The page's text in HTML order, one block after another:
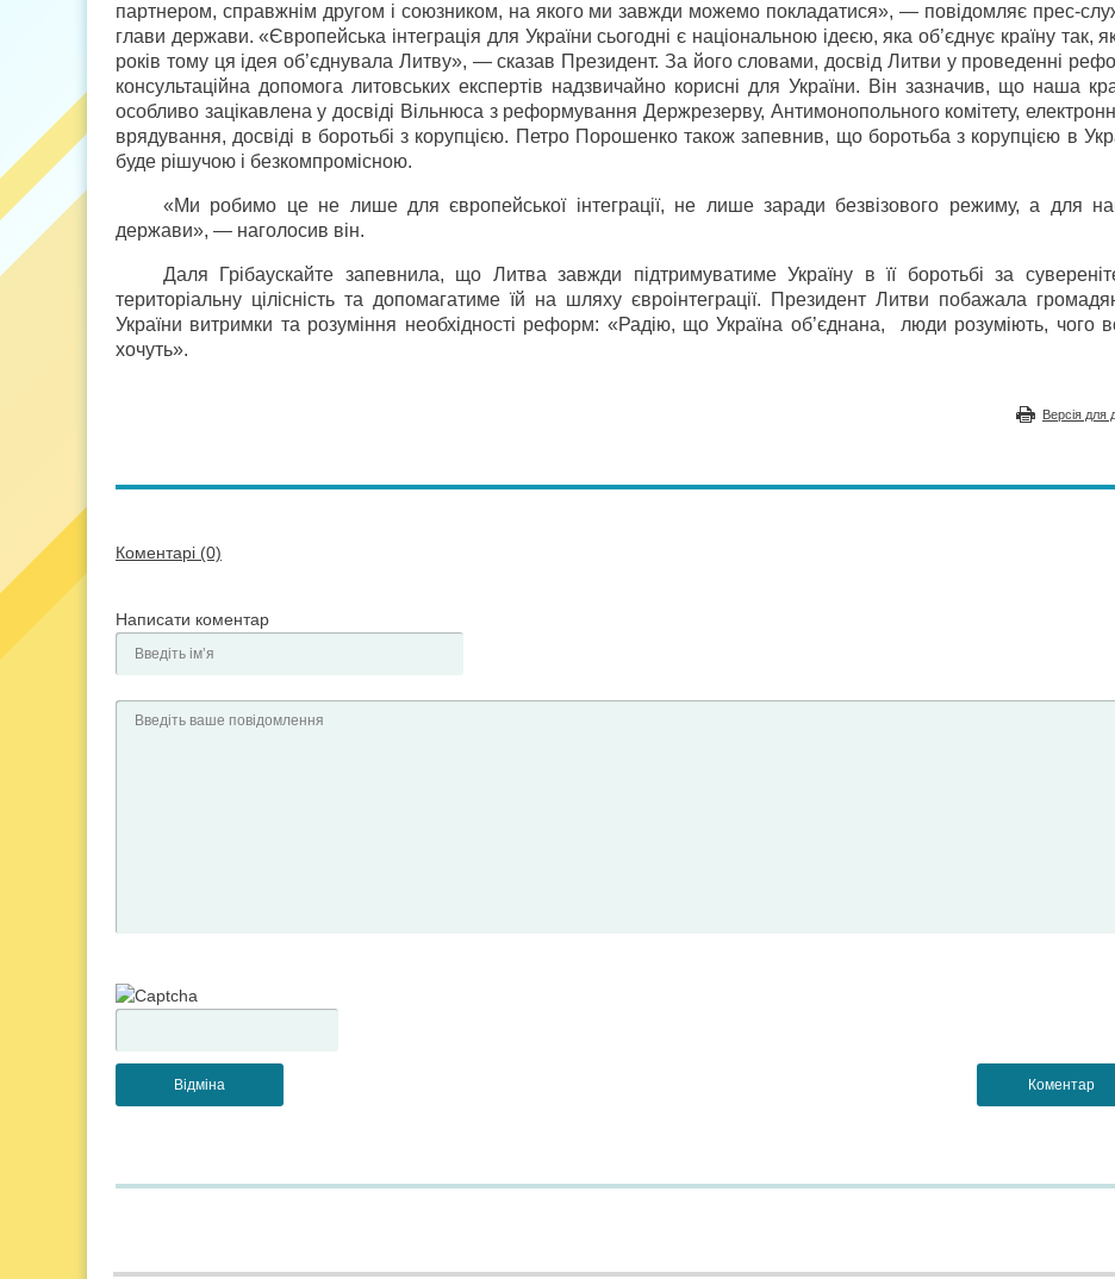
партнером, справжнім другом і союзником, на якого ми завжди можемо покладатися», — повідомляє прес-
глави держави. «Європейська інтеграція для України сьогодні є національною ідеєю, яка об’єднує країну так,
років тому ця ідея об’єднувала Литву», — сказав Президент. За його словами, досвід Литви у проведенні
консультаційна допомога литовських експертів надзвичайно корисні для України. Він зазначив, що наша
особливо зацікавлена у досвіді Вільнюса з реформування Держрезерву, Антимонопольного комітету,
врядування, досвіді в боротьбі з корупцією. Петро Порошенко також запевнив, що боротьба з корупцією в
буде рішучою і безкомпромісною.
«Ми робимо це не лише для європейської інтеграції, не лише заради безвізового режиму, а для
держави», — наголосив він.
Даля Грібаускайте запевнила, що Литва завжди підтримуватиме Україну в її боротьбі за
територіальну цілісність та допомагатиме їй на шляху євроінтеграції. Президент Литви побажала
України витримки та розуміння необхідності реформ: «Радію, що Україна об’єднана, люди розуміють, чого
хочуть».
Версія для
Коментарі (0)
Написати коментар